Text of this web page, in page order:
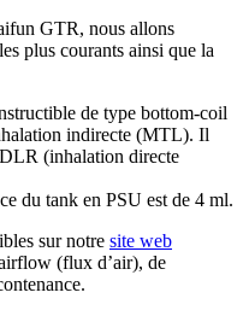
GTR, nous allons
plus courants ainsi que la
de type bottom-coil
indirecte (MTL). Il
(inhalation directe
du tank en PSU est de 4 ml.
sur notre site web
(flux d’air), de